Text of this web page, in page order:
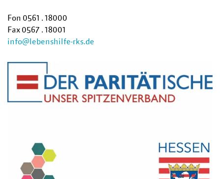
Fon 0561 . 18000
Fax 0567 . 18001
info@lebenshilfe-rks.de